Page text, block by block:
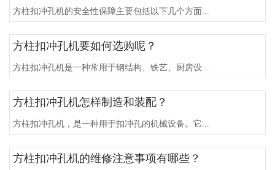
方柱扣冲孔机的安全性保障主要包括以下几个方面...
方柱扣冲孔机要如何选购呢？
方柱扣冲孔机是一种常用于钢结构、铁艺、厨房设...
方柱扣冲孔机怎样制造和装配？
方柱扣冲孔机，是一种用于扣冲孔的机械设备。它...
方柱扣冲孔机的维修注意事项有哪些？